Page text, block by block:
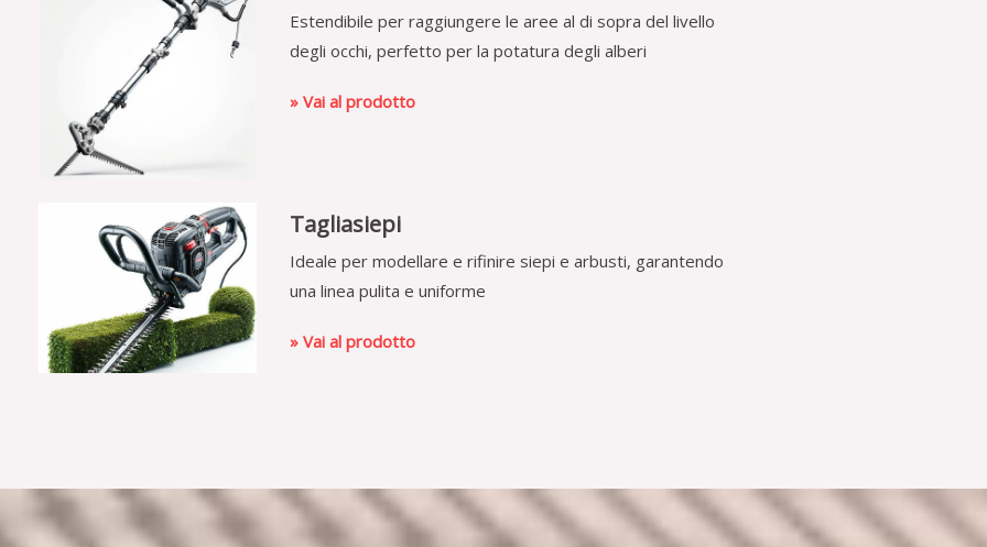
Estendibile per raggiungere le aree al di sopra del livello
degli occhi, perfetto per la potatura degli alberi
» Vai al prodotto
Tagliasiepi
Ideale per modellare e rifinire siepi e arbusti, garantendo
una linea pulita e uniforme
» Vai al prodotto